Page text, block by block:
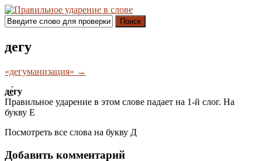
Поиск
дегу
«дегуманизация» →
де́гу
Правильное ударение в этом слове падает на 1-й слог. На
букву Е
Посмотреть все слова на букву Д
Добавить комментарий